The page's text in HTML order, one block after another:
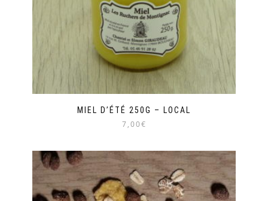
MIEL D’ÉTÉ 250G – LOCAL
7,00€